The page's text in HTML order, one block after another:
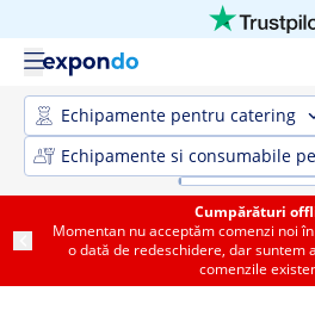
Echipamente pentru catering
Echipamente si consumabile
Cumpărături
Momentan nu acceptăm comenzi noi
o dată de redeschidere, dar suntem
comenzile